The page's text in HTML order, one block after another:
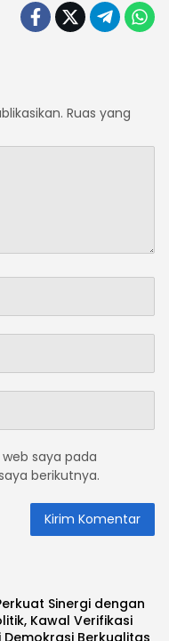
Ruas yang
saya pada
berikutnya.
Sinergi dengan
Kawal Verifikasi
Berkualitas